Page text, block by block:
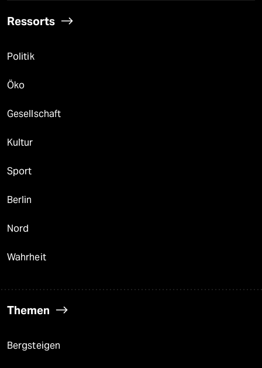
Ressorts
Politik
Öko
Gesellschaft
Kultur
Sport
Berlin
Nord
Wahrheit
Themen
Bergsteigen